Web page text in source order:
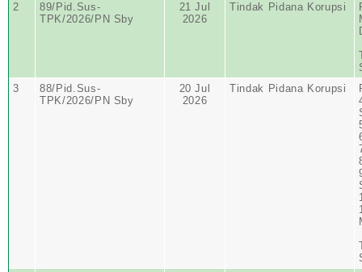
2
89/Pid.Sus-
TPK/2026/PN Sby
21 Jul
2026
Tindak Pidana Korupsi
3
88/Pid.Sus-
TPK/2026/PN Sby
20 Jul
2026
Tindak Pidana Korupsi